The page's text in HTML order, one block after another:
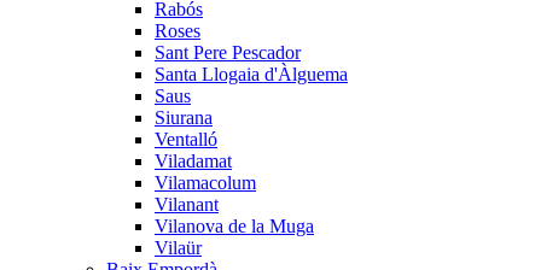
Rabós
Roses
Sant Pere Pescador
Santa Llogaia d'Àlguema
Saus
Siurana
Ventalló
Viladamat
Vilamacolum
Vilanant
Vilanova de la Muga
Vilaür